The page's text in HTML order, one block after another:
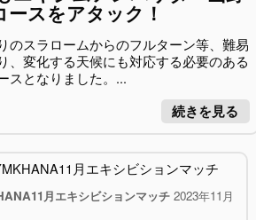
ースをアタック！
のスラロームからのフルターン等、難易
、変化する天候にも対応する必要のある
スとなりました。...
続きを見る
月エキシビションマッチ 2023年11月